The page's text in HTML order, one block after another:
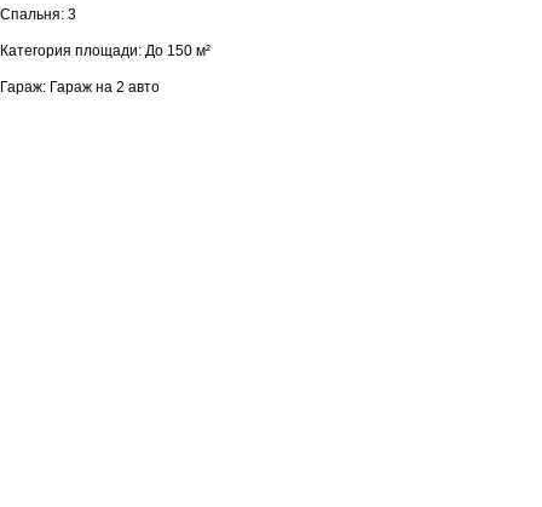
Спальня: 3
Категория площади: До 150 м²
Гараж: Гараж на 2 авто